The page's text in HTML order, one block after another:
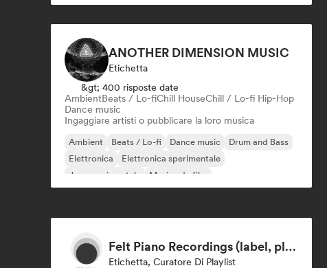
ANOTHER DIMENSION MUSIC
Etichetta
&gt; 400 risposte date
AmbientBeats / Lo-fiChill HouseChill / Lo-fi Hip-Hop
Dance music
Ingaggiare artisti o pubblicare la loro musica
Ambient Beats / Lo-fi Dance music
Drum and Bass
Elettronica
Elettronica sperimentale
Jazz sperimentale
Musica da film
Felt Piano Recordings (label, playlists)
Etichetta, Curatore Di Playlist